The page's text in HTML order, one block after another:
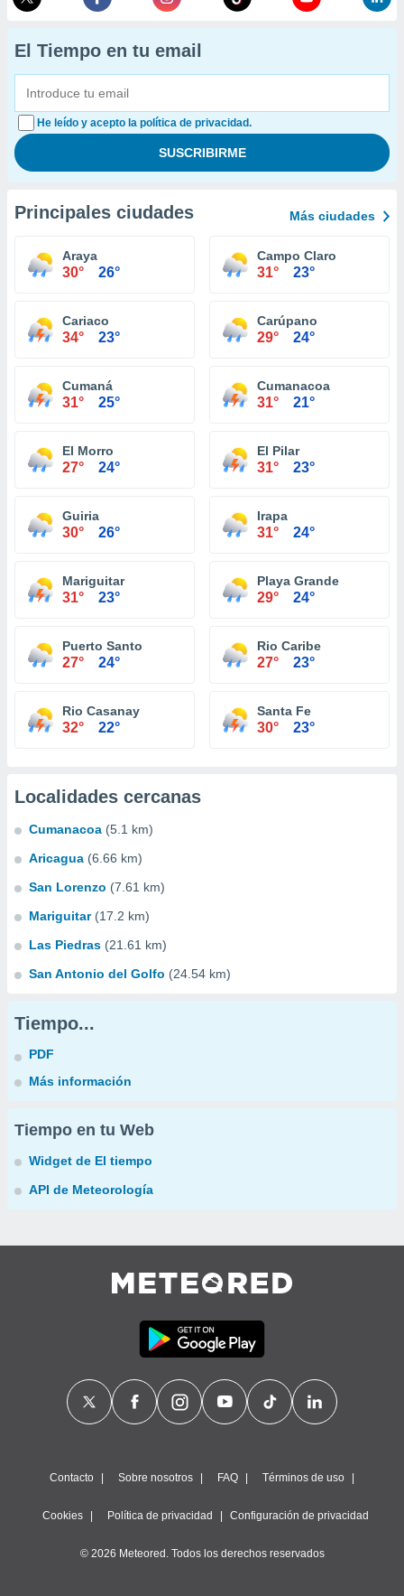
El Tiempo en tu email
He leído y acepto la política de privacidad.
Principales ciudades Más ciudades
Araya
30° 26°
Campo Claro
31° 23°
Cariaco
34° 23°
Carúpano
29° 24°
Cumaná
31° 25°
Cumanacoa
31° 21°
El Morro
27° 24°
El Pilar
31° 23°
Guiria
30° 26°
Irapa
31° 24°
Mariguitar
31° 23°
Playa Grande
29° 24°
Puerto Santo
27° 24°
Rio Caribe
27° 23°
Rio Casanay
32° 22°
Santa Fe
30° 23°
Localidades cercanas
Cumanacoa (5.1 km)
Aricagua (6.66 km)
San Lorenzo (7.61 km)
Mariguitar (17.2 km)
Las Piedras (21.61 km)
San Antonio del Golfo (24.54 km)
Tiempo...
PDF
Más información
Tiempo en tu Web
Widget de El tiempo
API de Meteorología
Contacto Sobre nosotros FAQ Términos de uso
Cookies Política de privacidad Configuración de privacidad
© 2026 Meteored. Todos los derechos reservados